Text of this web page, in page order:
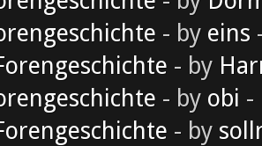
- by eins
- by
- by obi -
- by